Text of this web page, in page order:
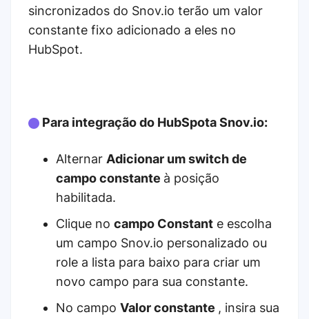
sincronizados do Snov.io terão um valor
constante fixo adicionado a eles no
HubSpot.
Para integração do HubSpota Snov.io:
Alternar Adicionar um switch de
campo constante à posição
habilitada.
Clique no campo Constant e escolha
um campo Snov.io personalizado ou
role a lista para baixo para criar um
novo campo para sua constante.
No campo Valor constante , insira sua